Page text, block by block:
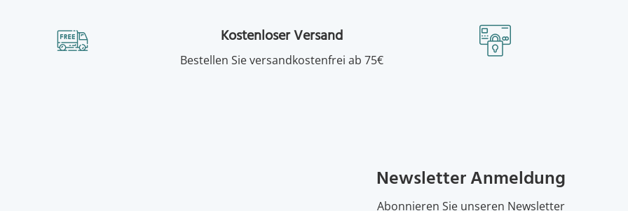
Kostenloser Versand
Bestellen Sie versandkostenfrei ab 75€
Newsletter Anmeldung
Abonnieren Sie unseren Newsletter